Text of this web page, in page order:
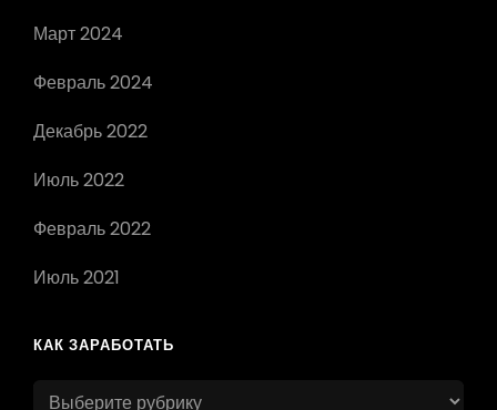
Март 2024
Февраль 2024
Декабрь 2022
Июль 2022
Февраль 2022
Июль 2021
КАК ЗАРАБОТАТЬ
как